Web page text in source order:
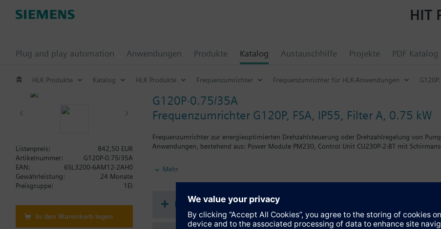
Plug and play automation Anwendungen Produkte Katalog Austauschhilfe Projekte PDF Katalog
HIT
HLK Produkte Katalog HLK Produkte Frequenzumrichter Frequenzumrichter für HLK-Anwendungen
G120P-0.75/35A
Frequenzumrichter G120P, FSA, IP55, Filter A, 0.75 kW
Frequenzumrichter zur energieoptimierten Drehzahlsteuerung oder Drehzahlregelung von
Anwendungen, bestehend aus: Power Module PM230, Control Unit CU230P-2-BT mit
Zusatzinformation
Die Einbautiefe erhöht sich mit BOP-2 bzw. der Blindabdeckung um 5 mm und mit IOP um 15
Mehr
Listenpreis:
842,50 EUR
Artikelnummer:
G120P-0.75/35A
EAN:
6SL3200-6AM12-2AH0
Gewährleistung:
24 Monate
Preisgruppe:
1EI
In den Warenkorb legen
Dokumente